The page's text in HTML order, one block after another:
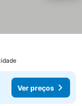
Ver preços